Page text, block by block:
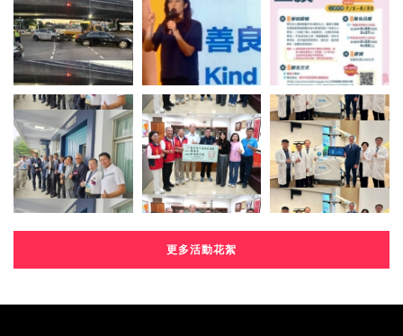
更多活動花絮